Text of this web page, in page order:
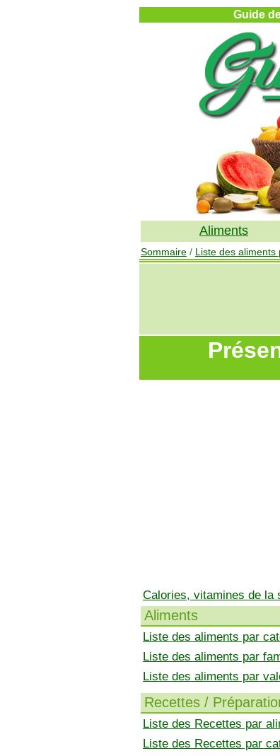
Guide
Aliments
Sommaire / Liste des aliments
Calories, vitamines de la
Aliments
Liste des aliments par
Liste des aliments par
Liste des aliments par
Recettes /
Liste des Recettes par
Liste des Recettes par